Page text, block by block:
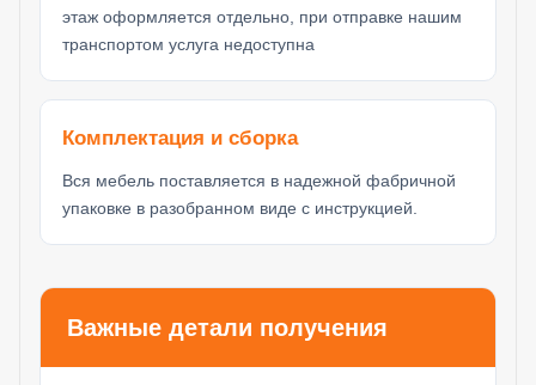
этаж оформляется отдельно, при отправке нашим
транспортом услуга недоступна
Комплектация и сборка
Вся мебель поставляется в надежной фабричной
упаковке в разобранном виде с инструкцией.
Важные детали получения